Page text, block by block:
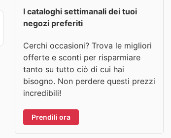
I cataloghi settimanali dei tuoi
negozi preferiti
Cerchi occasioni? Trova le migliori
offerte e sconti per risparmiare
tanto su tutto ciò di cui hai
bisogno. Non perdere questi prezzi
incredibili!
Prendili ora